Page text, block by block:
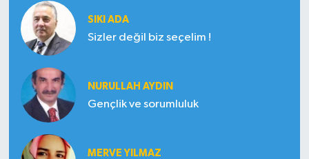
SIKI ADA
Sizler değil biz seçelim !
NURULLAH AYDIN
Gençlik ve sorumluluk
MERVE YILMAZ